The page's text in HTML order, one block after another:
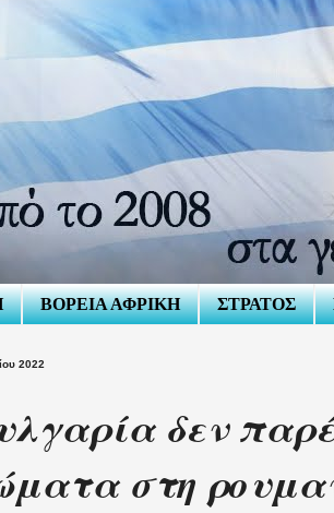
ΒΟΡΕΙΑ ΑΦΡΙΚΗ ΣΤΡΑΤΟΣ
2022
δεν
στη